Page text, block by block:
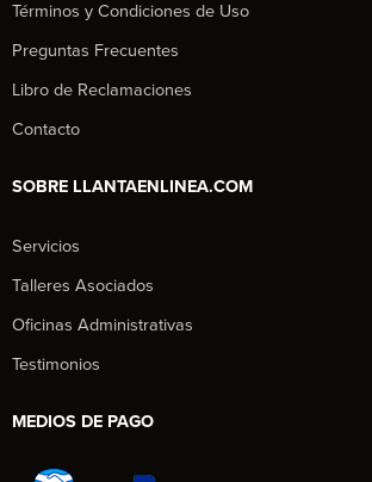
Términos y Condiciones de Uso
Preguntas Frecuentes
Libro de Reclamaciones
Contacto
SOBRE LLANTAENLINEA.COM
Servicios
Talleres Asociados
Oficinas Administrativas
Testimonios
MEDIOS DE PAGO